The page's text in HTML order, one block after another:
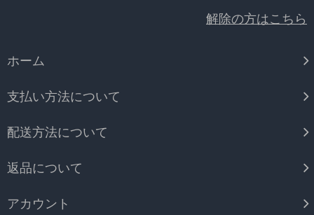
解除の方はこちら
ホーム
支払い方法について
配送方法について
返品について
アカウント